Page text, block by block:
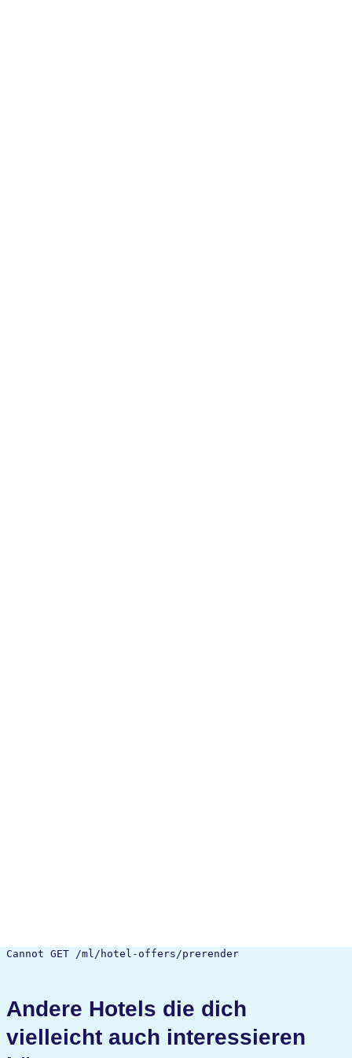
Cannot GET /ml/hotel-offers/prerender
Andere Hotels die dich
vielleicht auch interessieren